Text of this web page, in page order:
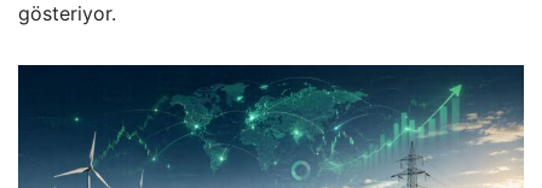
gösteriyor.